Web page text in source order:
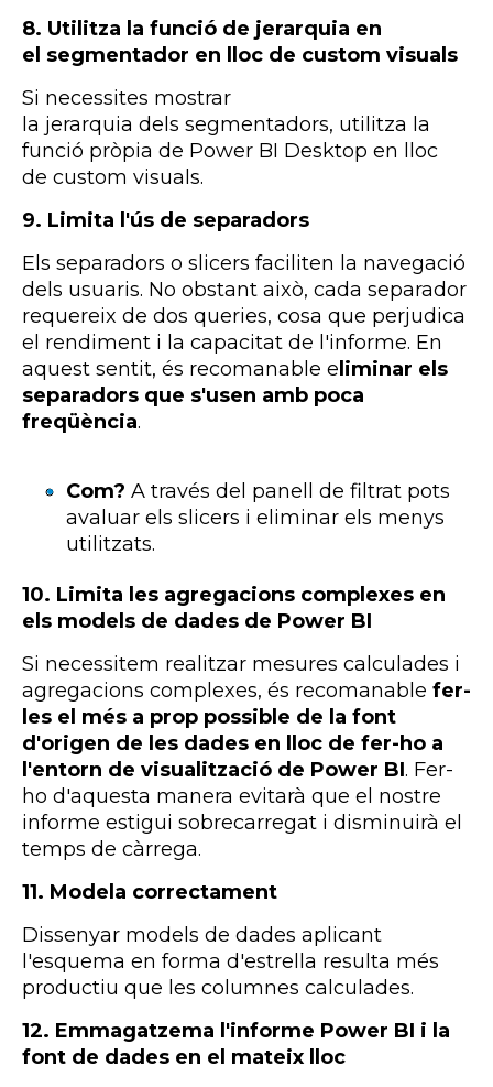
8. Utilitza la funció de jerarquia en
el segmentador en lloc de custom visuals
Si necessites mostrar
la jerarquia dels segmentadors, utilitza la
funció pròpia de Power BI Desktop en lloc
de custom visuals.
9. Limita l'ús de separadors
Els separadors o slicers faciliten la navegació
dels usuaris. No obstant això, cada separador
requereix de dos queries, cosa que perjudica
el rendiment i la capacitat de l'informe. En
aquest sentit, és recomanable eliminar els
separadors que s'usen amb poca
freqüència.
Com? A través del panell de filtrat pots
avaluar els slicers i eliminar els menys
utilitzats.
10. Limita les agregacions complexes en
els models de dades de Power BI
Si necessitem realitzar mesures calculades i
agregacions complexes, és recomanable fer-
les el més a prop possible de la font
d'origen de les dades en lloc de fer-ho a
l'entorn de visualització de Power BI. Fer-
ho d'aquesta manera evitarà que el nostre
informe estigui sobrecarregat i disminuirà el
temps de càrrega.
11. Modela correctament
Dissenyar models de dades aplicant
l'esquema en forma d'estrella resulta més
productiu que les columnes calculades.
12. Emmagatzema l'informe Power BI i la
font de dades en el mateix lloc